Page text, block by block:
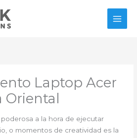
Laptop Acer
Oriental
a la hora de ejecutar
o momentos de creatividad es la